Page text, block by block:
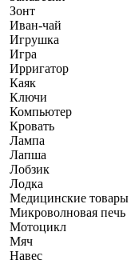
Зонт
Иван-чай
Игрушка
Игра
Ирригатор
Каяк
Ключи
Компьютер
Кровать
Лампа
Лапша
Лобзик
Лодка
Медицинские товары
Микроволновая печь
Мотоцикл
Мяч
Навес